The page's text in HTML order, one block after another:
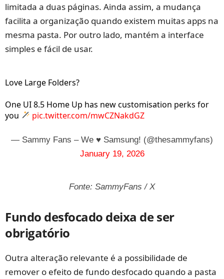
limitada a duas páginas. Ainda assim, a mudança
facilita a organização quando existem muitas apps na
mesma pasta. Por outro lado, mantém a interface
simples e fácil de usar.
Love Large Folders?
One UI 8.5 Home Up has new customisation perks for
you
pic.twitter.com/mwCZNakdGZ
— Sammy Fans – We ♥ Samsung! (@thesammyfans)
January 19, 2026
Fonte: SammyFans / X
Fundo desfocado deixa de ser
obrigatório
Outra alteração relevante é a possibilidade de
remover o efeito de fundo desfocado quando a pasta